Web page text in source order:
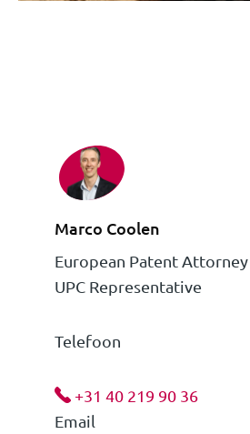
Marco Coolen
European Patent
UPC Representative
Telefoon
+31 40 219 90 36
Email